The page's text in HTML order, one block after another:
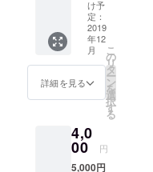
ただけ
ます。
い。そ
んな時
にこの
サービ
ス券を
事前に
備えて
です。
※山口
県、福
け予
定：
2019
年12
月
詳細を見る
こ
の
リ
タ
ー
ン
を
選
択
す
る
4,0
00 円
5,000円